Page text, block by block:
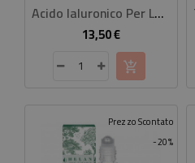
Acido Ialuronico Per Lui Shampoo Doccia Tonificante
13,50 €Prezzo
-20%
Prezzo Scontato